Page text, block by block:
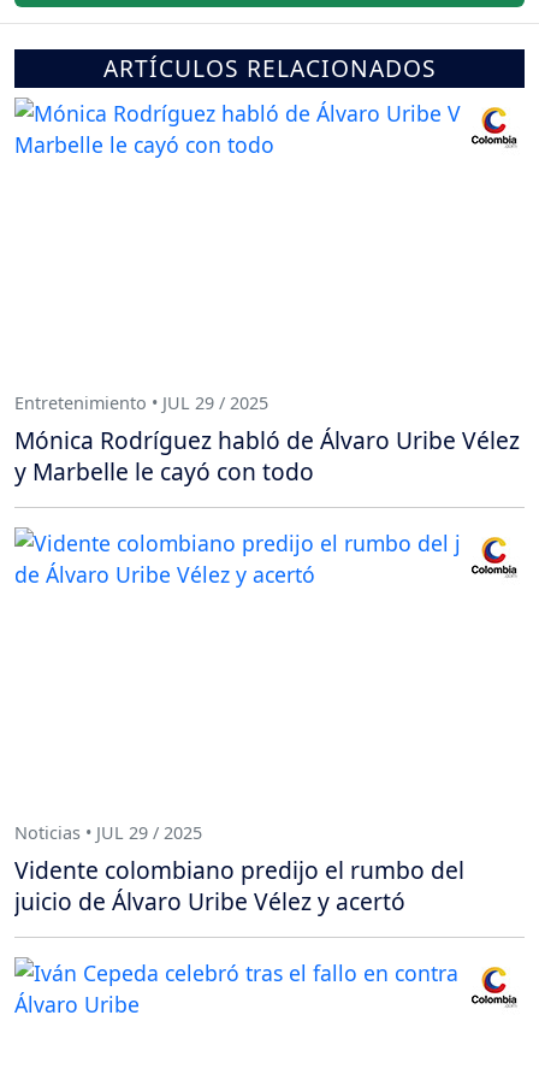
ARTÍCULOS RELACIONADOS
Entretenimiento • JUL 29 / 2025
Mónica Rodríguez habló de Álvaro Uribe Vélez
y Marbelle le cayó con todo
Noticias • JUL 29 / 2025
Vidente colombiano predijo el rumbo del
juicio de Álvaro Uribe Vélez y acertó